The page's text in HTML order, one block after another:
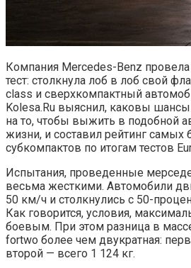
Компания Mercedes-Benz
тест: столкнула лоб в лоб свой
class и сверхкомпактный
Kolesa.Ru выяснил, каковы
на то, чтобы выжить в подобной
жизни, и составил рейтинг самых
субкомпактов по итогам тестов
Испытания, проведенные
весьма жесткими. Автомобили
50 км/ч и столкнулись с 50-
Как говорится, условия,
боевым. При этом разница в
fortwo более чем двукратная:
второй — всего 1 124 кг.